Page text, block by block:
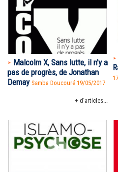
Malcolm X, Sans lutte, il n'y a
pas de progrès, de Jonathan
Demay Samba Doucouré 19/05/2017
+ d'articles...